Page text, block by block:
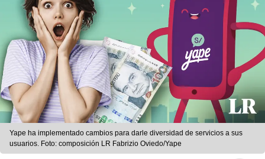
Yape ha implementado cambios para darle diversidad de servicios a sus
usuarios. Foto: composición LR Fabrizio Oviedo/Yape